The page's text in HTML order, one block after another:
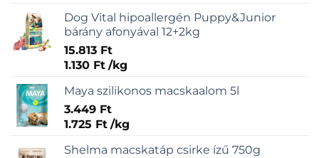
Dog Vital hipoallergén Puppy&Junior
bárány afonyával 12+2kg
15.813 Ft
1.130 Ft /kg
Maya szilikonos macskaalom 5l
3.449 Ft
1.725 Ft /kg
Shelma macskatáp csirke ízű 750g